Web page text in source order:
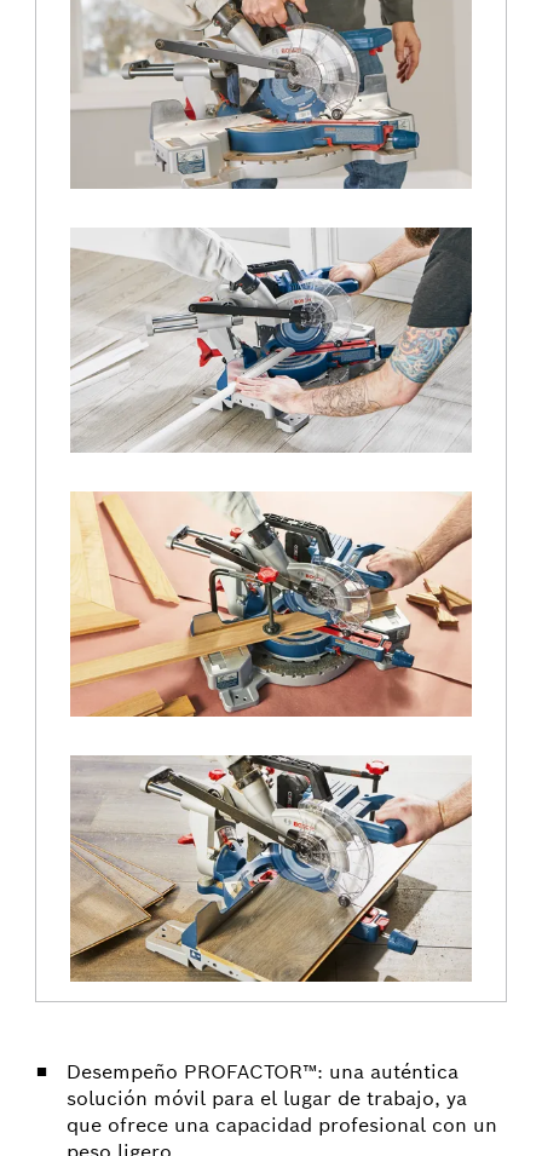
Desempeño PROFACTOR™: una auténtica
solución móvil para el lugar de trabajo, ya
que ofrece una capacidad profesional con un